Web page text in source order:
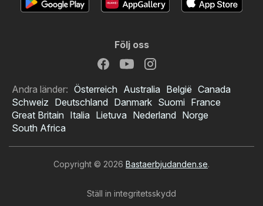
Följ oss
Andra länder: Österreich Australia België Canada
Schweiz Deutschland Danmark Suomi France
Great Britain Italia Lietuva Nederland Norge
South Africa
Copyright © 2026 Bastaerbjudanden.se.
Ställ in integritetsskydd